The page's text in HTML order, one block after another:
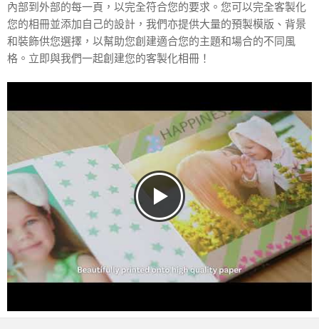
內部到外部的每一頁，以完全符合您的要求。您可以完全客製化
您的相冊並添加自己的設計，我們亦提供大量的預製模版、背景
和裝飾供您選擇，以幫助您創建適合您的主題和場合的不同風
格。立即與我們一起創建您的客製化相冊！